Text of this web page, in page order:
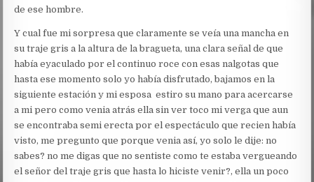
de ese hombre.
Y cual fue mi sorpresa que claramente se veía una mancha en
su traje gris a la altura de la bragueta, una clara señal de que
había eyaculado por el continuo roce con esas nalgotas que
hasta ese momento solo yo había disfrutado, bajamos en la
siguiente estación y mi esposa estiro su mano para acercarse
a mi pero como venia atrás ella sin ver toco mi verga que aun
se encontraba semi erecta por el espectáculo que recien había
visto, me pregunto que porque venia así, yo solo le dije: no
sabes? no me digas que no sentiste como te estaba vergueando
el señor del traje gris que hasta lo hiciste venir?, ella un poco